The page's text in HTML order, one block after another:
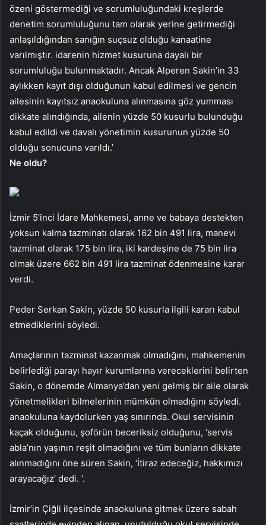
özeni göstermediği ve sorumluluğundaki kreşlerde
denetim sorumluluğunu tam olarak yerine getirmediği
anlaşıldığından sanığın suçsuz olduğu kanaatine
varılmıştır. idarenin hizmet kusuruna dayalı bir
sorumluluğu bulunmaktadır. Ancak Alperen Sakin’in 33
aylıkken kayıt dışı olduğunun kabul edilmesi ve gencin
ailesinin kayıtsız anaokuluna alınmasına göz yumması
dikkate alındığında, ailenin yüzde 50 kusurlu bulunduğu
kabul edildi ve davalı yönetimin kusurunun yüzde 50
olduğu sonucuna varıldı.’
Ne oldu?
İzmir 5’inci İdare Mahkemesi, anne ve babaya destekten
yoksun kalma tazminatı olarak 162 bin 491 lira, manevi
tazminat olarak 175 bin lira, iki kardeşine de 75 bin lira
olmak üzere 662 bin 491 lira tazminat ödenmesine karar
verdi.
Peder Serkan Sakin, yüzde 50 kusurla ilgili kararı kabul
etmediklerini söyledi.
Amaçlarının tazminat kazanmak olmadığını, mahkemenin
belirlediği parayı hayır kurumlarına vereceklerini belirten
Sakin, o dönemde Almanya’dan yeni gelmiş bir aile olarak
yönetmelikleri bilmelerinin mümkün olmadığını söyledi.
anaokuluna kaydolurken yaş sınırında. Okul servisinin
kaçak olduğunu, şoförün beceriksiz olduğunu, ‘servis
abla’nın yaşının reşit olmadığını ve tüm bunların dikkate
alınmadığını öne süren Sakin, ‘İtiraz edeceğiz, hakkımızı
arayacağız’ dedi. ‘.
İzmir’in Çiğli ilçesinde anaokuluna gitmek üzere sabah